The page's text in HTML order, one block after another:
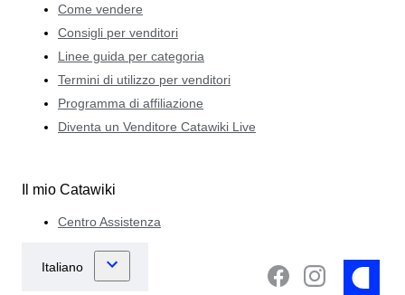
Come vendere
Consigli per venditori
Linee guida per categoria
Termini di utilizzo per venditori
Programma di affiliazione
Diventa un Venditore Catawiki Live
Il mio Catawiki
Centro Assistenza